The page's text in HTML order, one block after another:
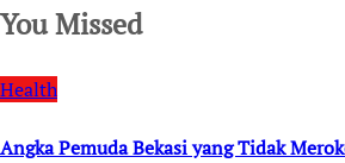
You Missed
Health
Angka Pemuda Bekasi yang Tidak